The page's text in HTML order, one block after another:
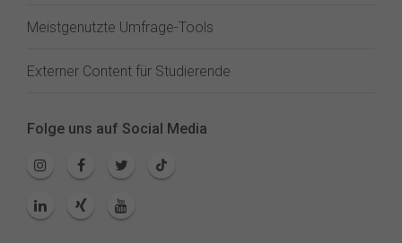
Meistgenutzte Umfrage-Tools
Externer Content für Studierende
Folge uns auf Social Media